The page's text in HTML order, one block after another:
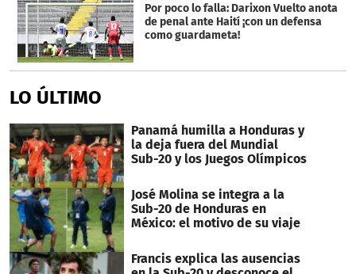
Por poco lo falla: Darixon Vuelto anota
de penal ante Haití ¡con un defensa
como guardameta!
LO ÚLTIMO
Panamá humilla a Honduras y
la deja fuera del Mundial
Sub-20 y los Juegos Olímpicos
José Molina se integra a la
Sub-20 de Honduras en
México: el motivo de su viaje
Francis explica las ausencias